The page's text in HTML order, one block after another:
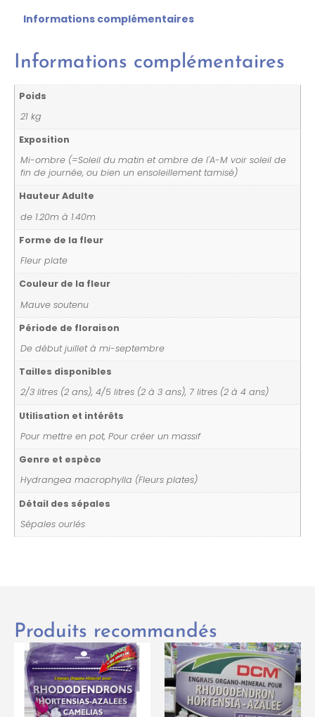
Informations complémentaires
Informations complémentaires
Poids
21 kg
Exposition
Mi-ombre (=Soleil du matin et ombre de l'A-M voir soleil de
fin de journée, ou bien un ensoleillement tamisé)
Hauteur Adulte
de 1.20m à 1.40m
Forme de la fleur
Fleur plate
Couleur de la fleur
Mauve soutenu
Période de floraison
De début juillet à mi-septembre
Tailles disponibles
2/3 litres (2 ans), 4/5 litres (2 à 3 ans), 7 litres (2 à 4 ans)
Utilisation et intérêts
Pour mettre en pot, Pour créer un massif
Genre et espèce
Hydrangea macrophylla (Fleurs plates)
Détail des sépales
Sépales ourlés
Produits recommandés